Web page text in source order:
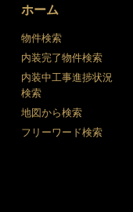
ホーム
物件検索
内装完了物件検索
内装中工事進捗状況
検索
地図から検索
フリーワード検索